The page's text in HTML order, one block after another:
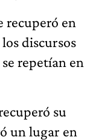
recuperó en
discursos
repetían en
su
un lugar en